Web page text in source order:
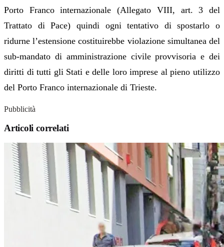
Porto Franco internazionale (Allegato VIII, art. 3 del
Trattato di Pace) quindi ogni tentativo di spostarlo o
ridurne l’estensione costituirebbe violazione simultanea del
sub-mandato di amministrazione civile provvisoria e dei
diritti di tutti gli Stati e delle loro imprese al pieno utilizzo
del Porto Franco internazionale di Trieste.
Pubblicità
Articoli correlati